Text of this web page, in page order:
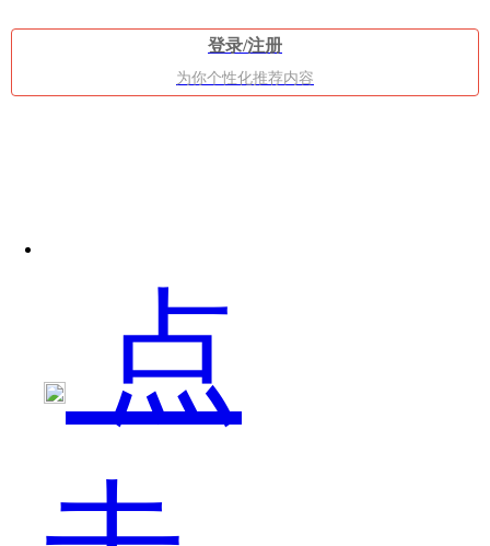
就
是
登录/注册
为你个性化推荐内容
点